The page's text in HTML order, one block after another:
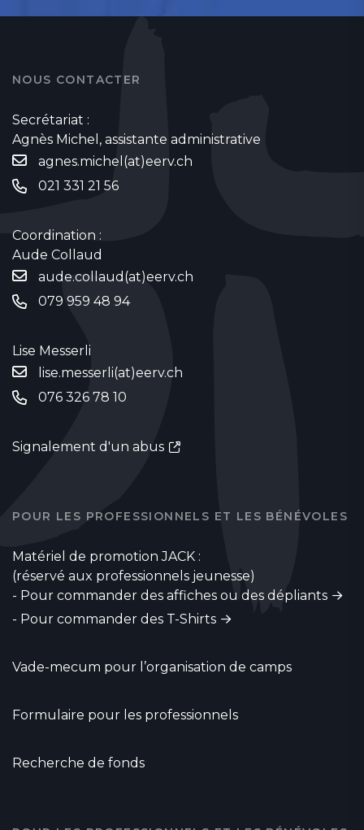
NOUS CONTACTER
Secrétariat :
Agnès Michel, assistante administrative
agnes.michel(at)eerv.ch
021 331 21 56
Coordination :
Aude Collaud
aude.collaud(at)eerv.ch
079 959 48 94
Lise Messerli
lise.messerli(at)eerv.ch
076 326 78 10
Signalement d'un abus
POUR LES PROFESSIONNELS ET LES BÉNÉVOLES
Matériel de promotion JACK :
(réservé aux professionnels jeunesse)
- Pour commander des affiches ou des dépliants
- Pour commander des T-Shirts
Vade-mecum pour l’organisation de camps
Formulaire pour les professionnels
Recherche de fonds